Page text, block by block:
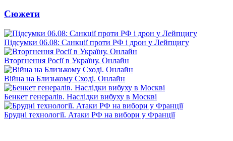
Сюжети
Підсумки 06.08: Санкції проти РФ і дрон у Лейпцигу
Вторгнення Росії в Україну. Онлайн
Війна на Близькому Сході. Онлайн
Бенкет генералів. Наслідки вибуху в Москві
Брудні технології. Атаки РФ на вибори у Франції